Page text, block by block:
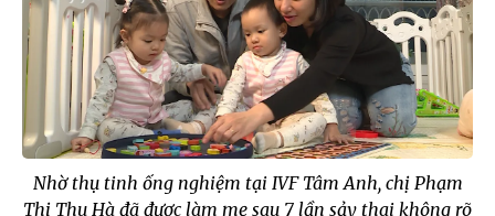
Nhờ thụ tinh ống nghiệm tại IVF Tâm Anh, chị Phạm
Thị Thu Hà đã được làm mẹ sau 7 lần sảy thai không rõ